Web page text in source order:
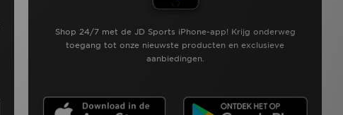
Shop 24/7 met de JD Sports iPhone-app! Krijg onderweg
toegang tot onze nieuwste producten en exclusieve
aanbiedingen.